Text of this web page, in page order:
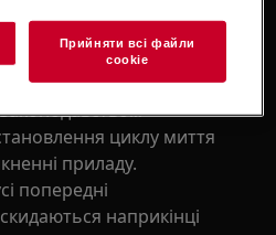
2012 року
циклу миття
приладу.
попередні
наприкінці
Прийняти всі файли
сookie